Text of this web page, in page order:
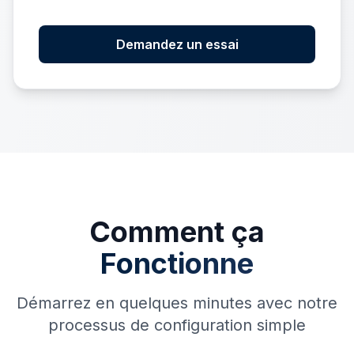
Demandez un essai
Comment ça
Fonctionne
Démarrez en quelques minutes avec notre
processus de configuration simple